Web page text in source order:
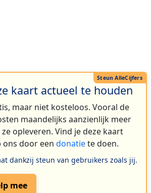
kaart actueel te houden
maar niet kosteloos. Vooral de
maandelijks aanzienlijk meer
opleveren. Vind je deze kaart
ons door een donatiete doen.
dankzij steun van gebruikers zoals jij.
mee